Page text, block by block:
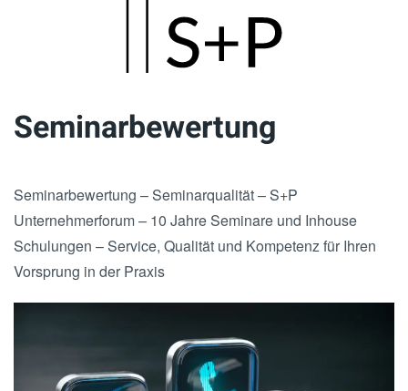
content
Seminarbewertung
Seminarbewertung – Seminarqualität – S+P
Unternehmerforum – 10 Jahre Seminare und Inhouse
Schulungen – Service, Qualität und Kompetenz für Ihren
Vorsprung in der Praxis